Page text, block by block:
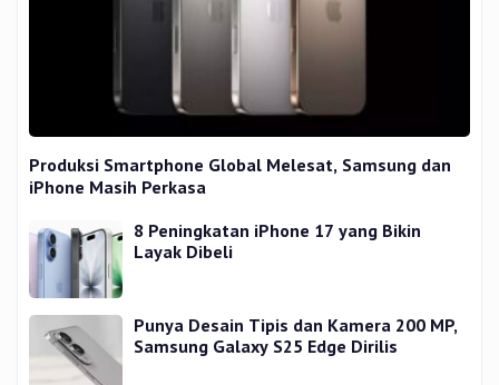
Produksi Smartphone Global Melesat, Samsung dan
iPhone Masih Perkasa
8 Peningkatan iPhone 17 yang Bikin
Layak Dibeli
Punya Desain Tipis dan Kamera 200 MP,
Samsung Galaxy S25 Edge Dirilis